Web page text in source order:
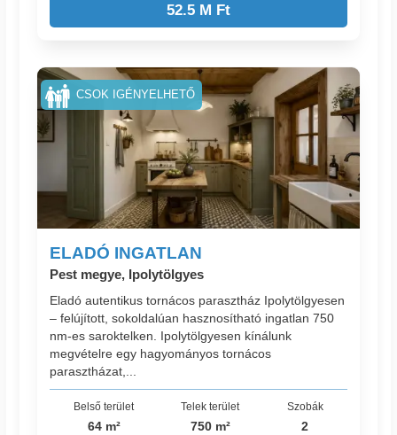
52.5 M Ft
ELADÓ INGATLAN
Pest megye, Ipolytölgyes
Eladó autentikus tornácos parasztház Ipolytölgyesen
– felújított, sokoldalúan hasznosítható ingatlan 750
nm-es saroktelken. Ipolytölgyesen kínálunk
megvételre egy hagyományos tornácos
parasztházat,...
Belső terület
64 m²
Telek terület
750 m²
Szobák
2
CSOK IGÉNYELHETŐ